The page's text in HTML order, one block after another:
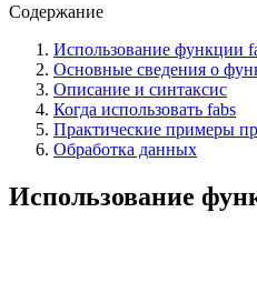
Содержание
Использование функции
Основные сведения о
Описание и синтаксис
Когда использовать fabs
Практические примеры
Обработка данных
Использование